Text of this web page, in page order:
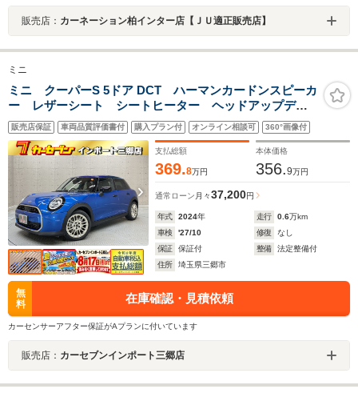
販売店： カーネーション柏インター店【ＪＵ適正販売店】
ミニ
ミニ クーパーS 5ドア DCT ハーマンカードンスピーカ
ー レザーシート シートヒーター ヘッドアップディ
スプレイ アダクティブクルーズコントロール バック
カメラ ブラインドスポットモニター レーンキープア
シスト
販売店保証 車両品質評価書付 購入プラン付 オンライン相談可 360°画像付
支払総額
369.8万円
本体価格
356.9万円
通常ローン 月々37,200円
年式 2024年 走行 0.6万km
車検
'27/10 修復
なし
保証
保証付 整備
法定整備付
住所
埼玉県三郷市
無
料
在庫確認・見積依頼
カーセンサーアフター保証がAプランに付いています
販売店： カーセブンインポート三郷店